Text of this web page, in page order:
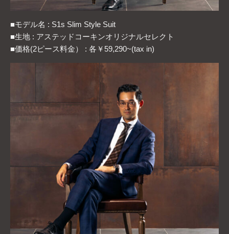
■モデル名 : S1s Slim Style Suit
■生地 : アステッドコーキンオリジナルセレクト
■価格(2ピース料金） : 各￥59,290~(tax in)